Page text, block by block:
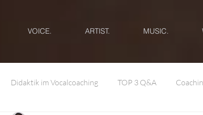
VOICE. ARTIST. MUSIC.
Didaktik im Vocalcoaching TOP 3 Q&A